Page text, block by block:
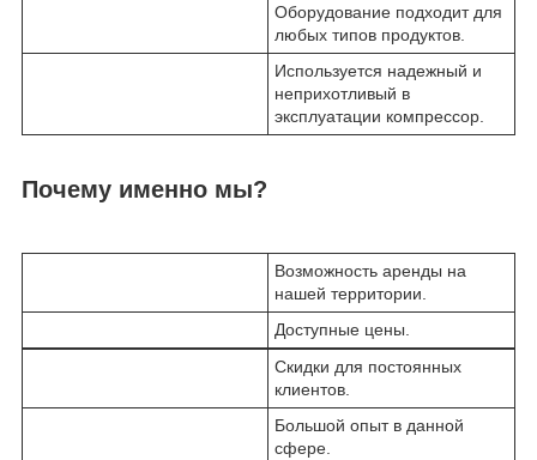
Оборудование подходит для
любых типов продуктов.
Используется надежный и
неприхотливый в
эксплуатации компрессор.
Почему именно мы?
Возможность аренды на
нашей территории.
Доступные цены.
Скидки для постоянных
клиентов.
Большой опыт в данной
сфере.